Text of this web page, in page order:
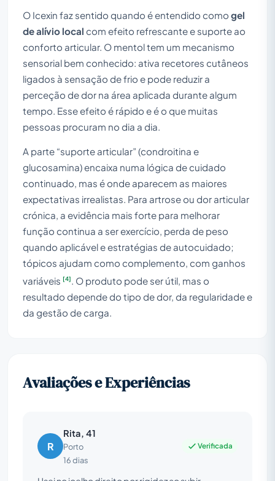
O Icexin faz sentido quando é entendido como gel
de alívio local com efeito refrescante e suporte ao
conforto articular. O mentol tem um mecanismo
sensorial bem conhecido: ativa recetores cutâneos
ligados à sensação de frio e pode reduzir a
perceção de dor na área aplicada durante algum
tempo. Esse efeito é rápido e é o que muitas
pessoas procuram no dia a dia.
A parte “suporte articular” (condroitina e
glucosamina) encaixa numa lógica de cuidado
continuado, mas é onde aparecem as maiores
expectativas irrealistas. Para artrose ou dor articular
crónica, a evidência mais forte para melhorar
função continua a ser exercício, perda de peso
quando aplicável e estratégias de autocuidado;
tópicos ajudam como complemento, com ganhos
variáveis [4]
. O produto pode ser útil, mas o
resultado depende do tipo de dor, da regularidade e
da gestão de carga.
Avaliações e Experiências
R
Rita, 41
Porto
16 dias
Verificada